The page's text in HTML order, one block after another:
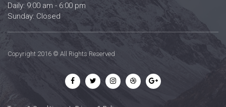
Daily: 9:00 am - 6:00 pm
Sunday: Closed
Copyright 2016 © All Rights Reserved